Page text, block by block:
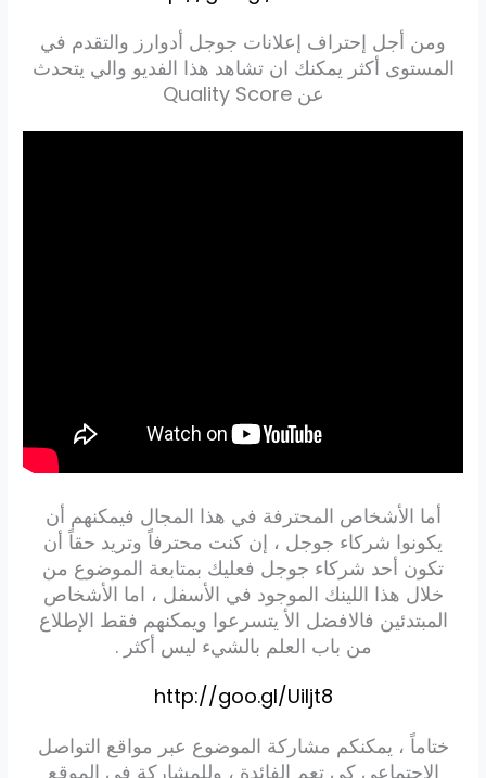
ومن أجل إحتراف إعلانات جوجل أدوارز والتقدم في
المستوى أكثر يمكنك ان تشاهد هذا الفديو والي يتحدث
عن Quality Score
أما الأشخاص المحترفة في هذا المجال فيمكنهم أن
يكونوا شركاء جوجل ، إن كنت محترفاً وتريد حقاً أن
تكون أحد شركاء جوجل فعليك بمتابعة الموضوع من
خلال هذا اللينك الموجود في الأسفل ، اما الأشخاص
المبتدئين فالافضل الأ يتسرعوا ويمكنهم فقط الإطلاع
من باب العلم بالشيء ليس أكثر .
http://goo.gl/UiIjt8
ختاماً ، يمكنكم مشاركة الموضوع عبر مواقع التواصل
الإجتماعي كي تعم الفائدة ، وللمشاركة في الموقع